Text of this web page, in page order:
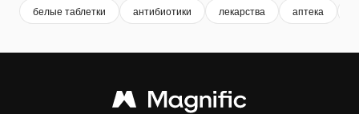
белые таблетки антибиотики лекарства аптека